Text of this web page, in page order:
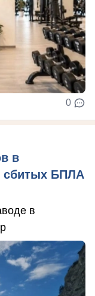
0
в
сбитых БПЛА
в